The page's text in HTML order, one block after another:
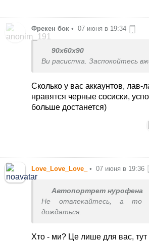
Фрекен бок • 07 июня в 19:34
90x60x90
Ви расистка. Заспокойтесь
Сколько у вас аккаунтов, лав-
нравятся черные сосиски,
больше достанется)
Love_Love_Love_ • 07 июня в 19:36
Автопортрет нурофена
Не отвлекайтесь, а то
дождаться.
Хто - ми? Це лише для вас, тут